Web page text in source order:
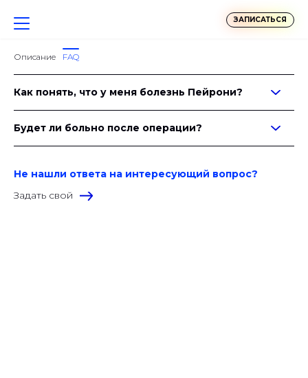
ЗАПИСАТЬСЯ
Описание FAQ
Как понять, что у меня болезнь Пейрони?
Будет ли больно после операции?
Не нашли ответа на интересующий вопрос?
Задать свой